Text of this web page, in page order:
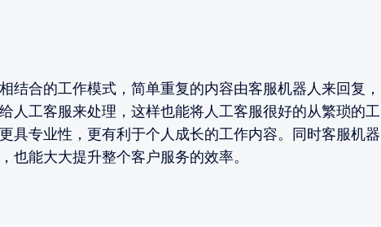
结合的工作模式，简单重复的内容由客服机器人来回复，
人工客服来处理，这样也能将人工客服很好的从繁琐的工
具专业性，更有利于个人成长的工作内容。同时客服机器
也能大大提升整个客户服务的效率。